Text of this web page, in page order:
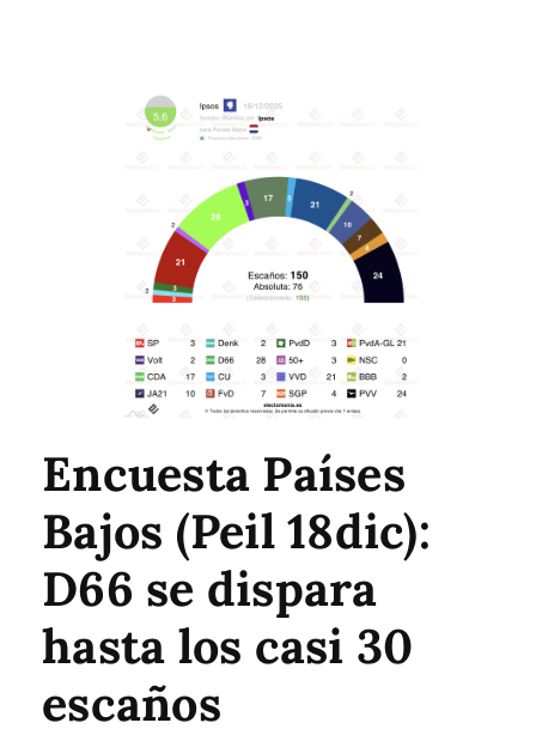
Encuesta Países
Bajos (Peil 18dic):
D66 se dispara
hasta los casi 30
escaños